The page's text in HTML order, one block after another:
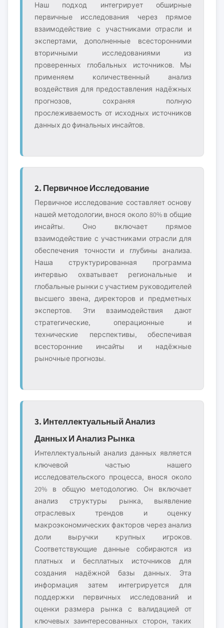
Наш подход интегрирует обширные
первичные исследования через прямое
взаимодействие с участниками отрасли и
экспертами, дополненные всесторонними
вторичными исследованиями из
проверенных глобальных источников. Мы
применяем количественный анализ
воздействия для предоставления надёжных
прогнозов, сохраняя полную
прослеживаемость от исходных источников
данных до финальных инсайтов.
2. Первичное Исследование
Первичное исследование составляет основу
нашей методологии, внося около 80% в общие
инсайты. Оно включает прямое
взаимодействие с участниками отрасли для
обеспечения точности и глубины анализа.
Наша структурированная программа
интервью охватывает региональные и
глобальные рынки с участием руководителей
высшего звена, директоров и предметных
экспертов. Эти взаимодействия дают
стратегические, операционные и
технические перспективы, обеспечивая
всесторонние инсайты и надёжные
рыночные прогнозы.
3. Интеллектуальный Анализ
Данных И Анализ Рынка
Интеллектуальный анализ данных является
ключевой частью нашего
исследовательского процесса, внося около
20% в общую методологию. Он включает
анализ структуры рынка, выявление
отраслевых трендов и оценку
макроэкономических факторов через анализ
доли выручки крупных игроков.
Соответствующие данные собираются из
платных и бесплатных источников для
создания надёжной базы данных. Эта
информация затем интегрируется для
поддержки первичных исследований и
оценки размера рынка с валидацией от
ключевых заинтересованных сторон, таких